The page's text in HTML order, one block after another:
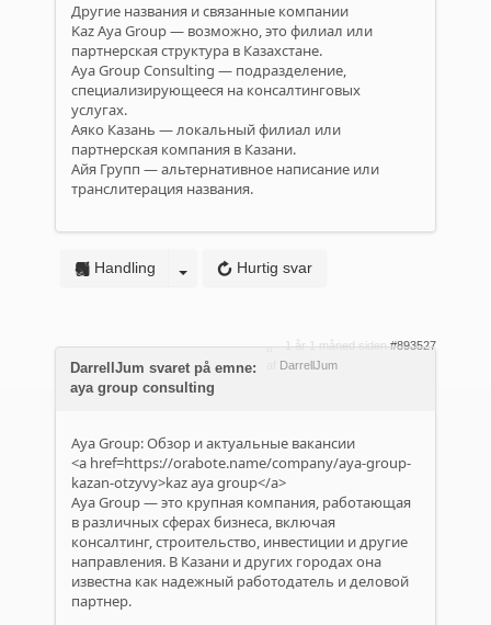
Другие названия и связанные компании
Kaz Aya Group — возможно, это филиал или
партнерская структура в Казахстане.
Aya Group Consulting — подразделение,
специализирующееся на консалтинговых
услугах.
Аяко Казань — локальный филиал или
партнерская компания в Казани.
Айя Групп — альтернативное написание или
транслитерация названия.
Hurtig svar
Handling
1 år 1 måned siden #893527
DarrellJum
DarrellJum svaret på emne:
aya group consulting
Aya Group: Обзор и актуальные вакансии
<a href=https://orabote.name/company/aya-group-
kazan-otzyvy>kaz aya group</a>
Aya Group — это крупная компания, работающая
в различных сферах бизнеса, включая
консалтинг, строительство, инвестиции и другие
направления. В Казани и других городах она
известна как надежный работодатель и деловой
партнер.